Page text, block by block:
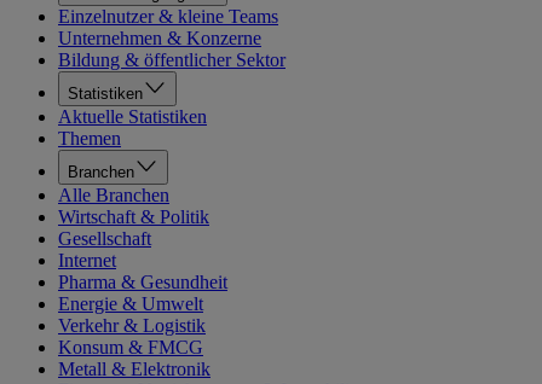
Einzelnutzer & kleine Teams
Unternehmen & Konzerne
Bildung & öffentlicher Sektor
Statistiken
Aktuelle Statistiken
Themen
Branchen
Alle Branchen
Wirtschaft & Politik
Gesellschaft
Internet
Pharma & Gesundheit
Energie & Umwelt
Verkehr & Logistik
Konsum & FMCG
Metall & Elektronik